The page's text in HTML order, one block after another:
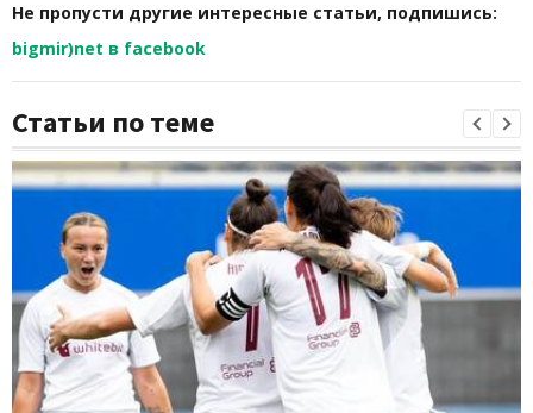
Не пропусти другие интересные статьи, подпишись:
bigmir)net в facebook
Статьи по теме